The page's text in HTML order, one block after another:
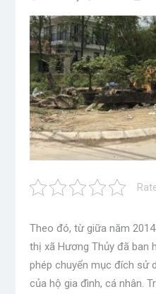
Theo đó, từ giữa năm
thị xã Hương Thủy đã ban
phép chuyển mục đích sử
của hộ gia đình, cá nhân.